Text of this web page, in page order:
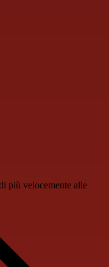
più velocemente alle